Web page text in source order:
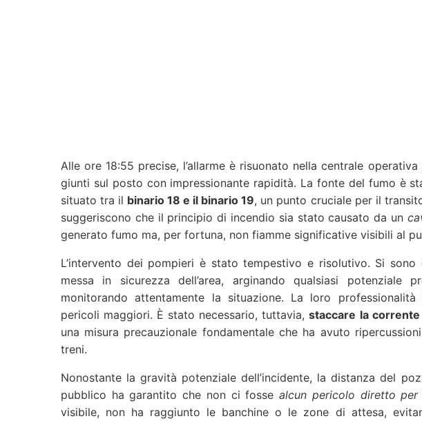
Alle ore 18:55 precise, l’allarme è risuonato nella centrale
giunti sul posto con impressionante rapidità. La fonte del fumo è
situato tra il binario 18 e il binario 19, un punto cruciale per il
suggeriscono che il principio di incendio sia stato causato da un
generato fumo ma, per fortuna, non fiamme significative visibili al
L’intervento dei pompieri è stato tempestivo e risolutivo. Si sono
messa in sicurezza dell’area, arginando qualsiasi potenziale
monitorando attentamente la situazione. La loro
pericoli maggiori. È stato necessario, tuttavia,staccare la
una misura precauzionale fondamentale che ha avuto
treni.
Nonostante la gravità potenziale dell’incidente, la distanza del
pubblico ha garantito che non ci fossealcun pericolo diretto per
visibile, non ha raggiunto le banchine o le zone di attesa,